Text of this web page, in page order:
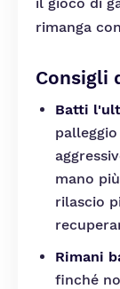
rimanga
Consigli
Batti
mano
rilascio
Rimani
finché